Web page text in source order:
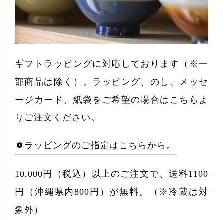
ギフトラッピングに対応しております（※一
部商品は除く）。ラッピング、のし、メッセ
ージカード、紙袋をご希望の場合はこちらよ
りご注文ください。
ラッピングのご指定はこちらから。
10,000円（税込）以上のご注文で、送料1100
円（沖縄県内800円）が無料。（※冷蔵は対
象外）